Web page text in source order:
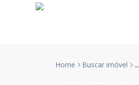
Home Buscar imóvel ...